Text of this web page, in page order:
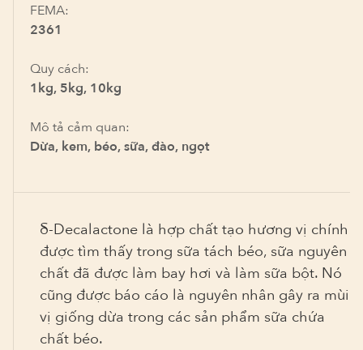
FEMA:
2361
Quy cách:
1kg, 5kg, 10kg
Mô tả cảm quan:
Dừa, kem, béo, sữa, đào, ngọt
δ-Decalactone là hợp chất tạo hương vị chính
được tìm thấy trong sữa tách béo, sữa nguyên
chất đã được làm bay hơi và làm sữa bột. Nó
cũng được báo cáo là nguyên nhân gây ra mùi
vị giống dừa trong các sản phẩm sữa chứa
chất béo.